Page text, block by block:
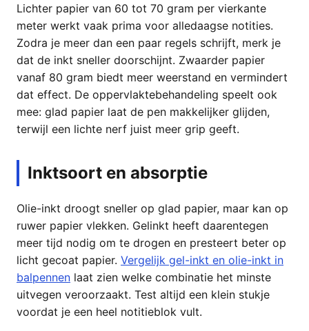
Lichter papier van 60 tot 70 gram per vierkante
meter werkt vaak prima voor alledaagse notities.
Zodra je meer dan een paar regels schrijft, merk je
dat de inkt sneller doorschijnt. Zwaarder papier
vanaf 80 gram biedt meer weerstand en vermindert
dat effect. De oppervlaktebehandeling speelt ook
mee: glad papier laat de pen makkelijker glijden,
terwijl een lichte nerf juist meer grip geeft.
Inktsoort en absorptie
Olie-inkt droogt sneller op glad papier, maar kan op
ruwer papier vlekken. Gelinkt heeft daarentegen
meer tijd nodig om te drogen en presteert beter op
licht gecoat papier. Vergelijk gel-inkt en olie-inkt in
balpennen laat zien welke combinatie het minste
uitvegen veroorzaakt. Test altijd een klein stukje
voordat je een heel notitieblok vult.